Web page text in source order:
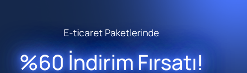
yatay hem de dikey olarak depolamakta,
türleri şunlardır:
E-ticaret Paketlerinde
%60 İndirim Fırsatı!